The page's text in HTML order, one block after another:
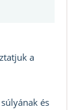
a
és